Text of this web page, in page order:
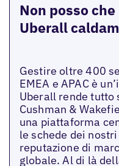
Non posso
Uberall
Gestire oltre 400
EMEA e APAC è
Uberall rende tutto
Cushman &
una piattaforma
le schede dei
reputazione di
globale. Al di là